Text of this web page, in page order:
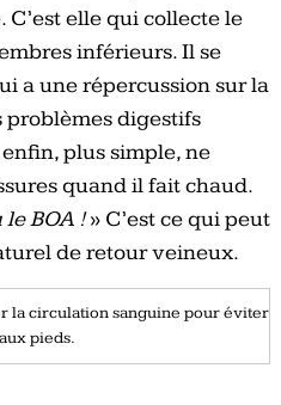
elle qui collecte le
inférieurs. Il se
a une répercussion sur la
problèmes digestifs
plus simple, ne
quand il fait chaud.
BOA !» C’est ce qui peut
de retour veineux.
la circulation sanguine pour éviter
pieds.